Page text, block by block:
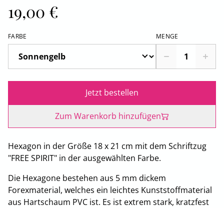
19,00 €
FARBE MENGE
Jetzt bestellen
Zum Warenkorb hinzufügen
Hexagon in der Größe 18 x 21 cm mit dem Schriftzug
"FREE SPIRIT" in der ausgewählten Farbe.
Die Hexagone bestehen aus 5 mm dickem
Forexmaterial, welches ein leichtes Kunststoffmaterial
aus Hartschaum PVC ist. Es ist extrem stark, kratzfest